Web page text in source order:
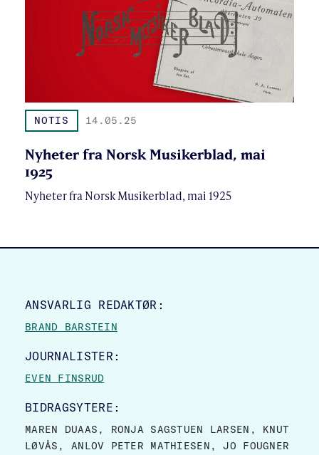
NOTIS 14.05.25
Nyheter fra Norsk Musikerblad, mai
1925
Nyheter fra Norsk Musikerblad, mai 1925
SITE FOOTER
ANSVARLIG REDAKTØR:
BRAND BARSTEIN
JOURNALISTER:
EVEN FINSRUD
BIDRAGSYTERE:
MAREN DUAAS, RONJA SAGSTUEN LARSEN, KNUT
LØVÅS, ANLOV PETER MATHIESEN, JO FOUGNER